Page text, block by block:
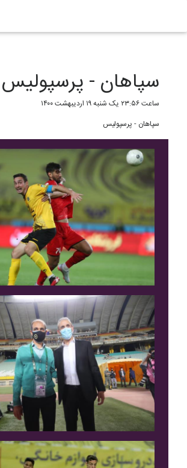
سپاهان - پرسپولیس
ساعت ۲۳:۵۶ یک شنبه ۱۹ اردیبهشت ۱۴۰۰
سپاهان - پرسپولیس